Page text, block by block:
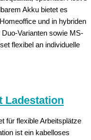
Akku bietet es
und in hybriden
Varianten sowie MS-
flexibel an individuelle
Ladestation
für flexible Arbeitsplätze
ist ein kabelloses